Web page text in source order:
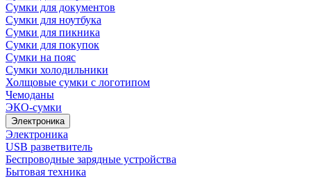
Сумки для документов
Сумки для ноутбука
Сумки для пикника
Сумки для покупок
Сумки на пояс
Сумки холодильники
Холщовые сумки с логотипом
Чемоданы
ЭКО-сумки
Электроника
Электроника
USB разветвитель
Беспроводные зарядные устройства
Бытовая техника